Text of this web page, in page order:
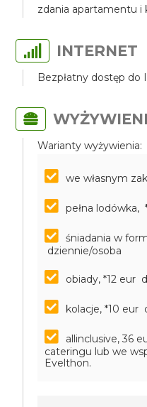
zdania apartamentu i
INTERNET
Bezpłatny dostęp do
Warianty wyżywienia:
we własnym
pełna lodówka,
śniadania w
dziennie/osoba
obiady, *12 eur
kolacje, *10 eur
allinclusive, 36
cateringu lub we
Evelthon.